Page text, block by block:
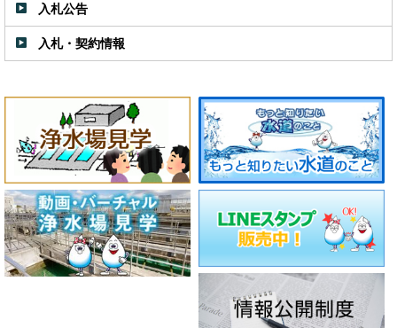
入札公告
入札・契約情報